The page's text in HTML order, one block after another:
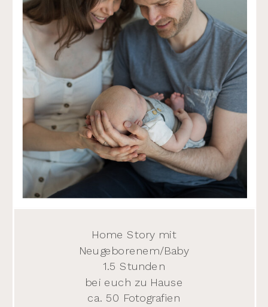
Home Story mit
Neugeborenem/Baby
1.5 Stunden
bei euch zu Hause
ca. 50 Fotografien